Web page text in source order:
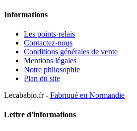
Informations
Les points-relais
Contactez-nous
Conditions générales de vente
Mentions légales
Notre philosophie
Plan du site
Lecababio.fr - Fabriqué en Normandie
Lettre d'informations